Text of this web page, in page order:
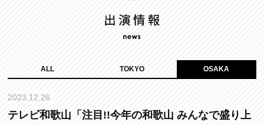
ALL TOKYO OSAKA
2023.12.26
テレビ和歌山「注目!!今年の和歌山 みんなで盛り上